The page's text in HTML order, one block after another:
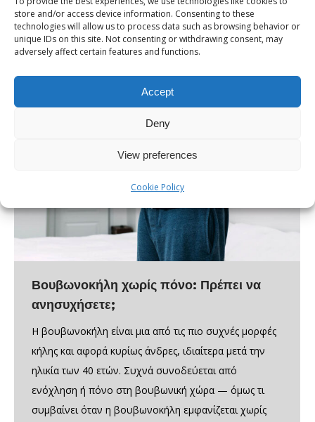
store and/or access device information. Consenting to these
technologies will allow us to process data such as browsing behavior or
unique IDs on this site. Not consenting or withdrawing consent, may
adversely affect certain features and functions.
Accept
Deny
View preferences
Cookie Policy
δυσκολίας στην κίνηση. Αν ζείτε με δισκοκήλη, είναι
σημαντικό να γνωρίζετε ότι πέρα από τη θεραπεία,…
Βουβωνοκήλη χωρίς πόνο: Πρέπει να
ανησυχήσετε;
Η βουβωνοκήλη είναι μια από τις πιο συχνές μορφές
κήλης και αφορά κυρίως άνδρες, ιδιαίτερα μετά την
ηλικία των 40 ετών. Συχνά συνοδεύεται από
ενόχληση ή πόνο στη βουβωνική χώρα — όμως τι
συμβαίνει όταν η βουβωνοκήλη εμφανίζεται χωρίς